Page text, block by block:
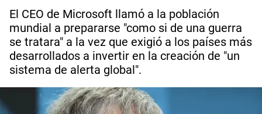
El CEO de Microsoft llamó a la población
mundial a prepararse "como si de una guerra
se tratara" a la vez que exigió a los países más
desarrollados a invertir en la creación de "un
sistema de alerta global".